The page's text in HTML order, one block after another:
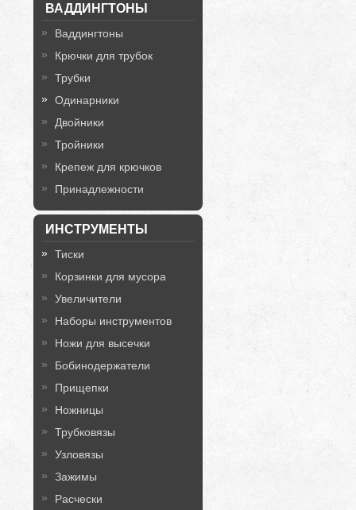
ВАДДИНГТОНЫ
Ваддингтоны
Крючки для трубок
Трубки
Одинарники
Двойники
Тройники
Крепеж для крючков
Принадлежности
ИНСТРУМЕНТЫ
Тиски
Корзинки для мусора
Увеличители
Наборы инструментов
Ножи для высечки
Бобинодержатели
Прищепки
Ножницы
Трубковязы
Узловязы
Зажимы
Расчески